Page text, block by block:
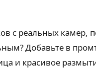
с реальных камер,
Добавьте в
и красивое